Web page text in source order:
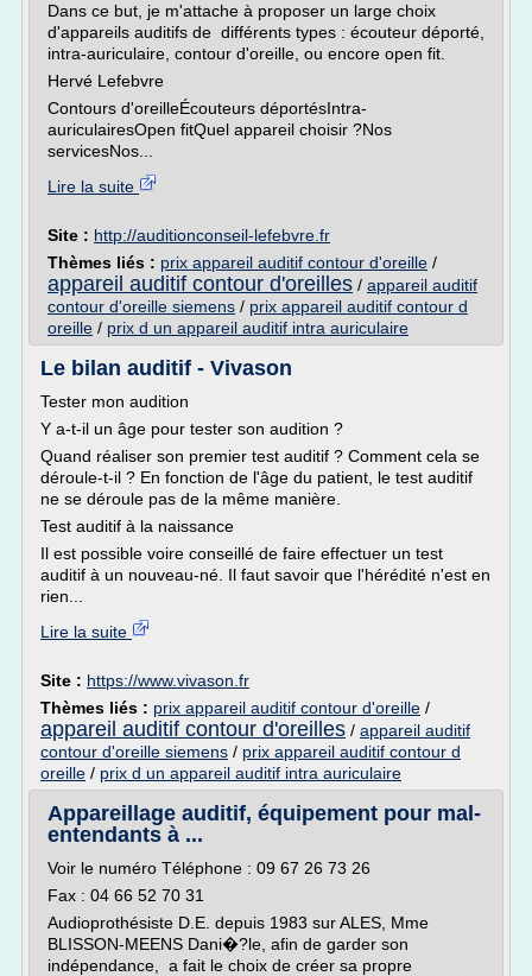
Dans ce but, je m'attache à proposer un large choix
d'appareils auditifs de différents types : écouteur déporté,
intra-auriculaire, contour d'oreille, ou encore open fit.
Hervé Lefebvre
Contours d'oreilleÉcouteurs déportésIntra-
auriculairesOpen fitQuel appareil choisir ?Nos
servicesNos...
Lire la suite
Site : http://auditionconseil-lefebvre.fr
Thèmes liés : prix appareil auditif contour d'oreille /
appareil auditif contour d'oreilles / appareil auditif
contour d'oreille siemens / prix appareil auditif contour d
oreille / prix d un appareil auditif intra auriculaire
Le bilan auditif - Vivason
Tester mon audition
Y a-t-il un âge pour tester son audition ?
Quand réaliser son premier test auditif ? Comment cela se
déroule-t-il ? En fonction de l'âge du patient, le test auditif
ne se déroule pas de la même manière.
Test auditif à la naissance
Il est possible voire conseillé de faire effectuer un test
auditif à un nouveau-né. Il faut savoir que l'hérédité n'est en
rien...
Lire la suite
Site : https://www.vivason.fr
Thèmes liés : prix appareil auditif contour d'oreille /
appareil auditif contour d'oreilles / appareil auditif
contour d'oreille siemens / prix appareil auditif contour d
oreille / prix d un appareil auditif intra auriculaire
Appareillage auditif, équipement pour mal-
entendants à ...
Voir le numéro Téléphone : 09 67 26 73 26
Fax : 04 66 52 70 31
Audioprothésiste D.E. depuis 1983 sur ALES, Mme
BLISSON-MEENS Dani�?le, afin de garder son
indépendance, a fait le choix de créer sa propre